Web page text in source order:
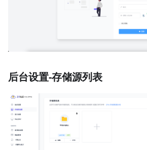
后台设置-存储源列表